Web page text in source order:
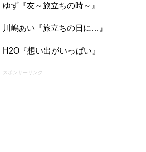
ゆず『友～旅立ちの時～』
川嶋あい『旅立ちの日に…』
H2O『想い出がいっぱい』
スポンサーリンク